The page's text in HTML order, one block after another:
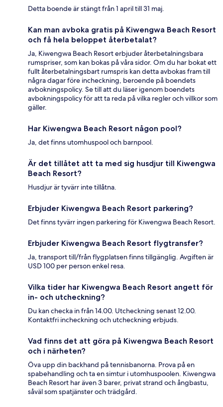
Detta boende är stängt från 1 april till 31 maj.
Kan man avboka gratis på Kiwengwa Beach Resort
och få hela beloppet återbetalat?
Ja, Kiwengwa Beach Resort erbjuder återbetalningsbara
rumspriser, som kan bokas på våra sidor. Om du har bokat ett
fullt återbetalningsbart rumspris kan detta avbokas fram till
några dagar före incheckning, beroende på boendets
avbokningspolicy. Se till att du läser igenom boendets
avbokningspolicy för att ta reda på vilka regler och villkor som
gäller.
Har Kiwengwa Beach Resort någon pool?
Ja, det finns utomhuspool och barnpool.
Är det tillåtet att ta med sig husdjur till Kiwengwa
Beach Resort?
Husdjur är tyvärr inte tillåtna.
Erbjuder Kiwengwa Beach Resort parkering?
Det finns tyvärr ingen parkering för Kiwengwa Beach Resort.
Erbjuder Kiwengwa Beach Resort flygtransfer?
Ja, transport till/från flygplatsen finns tillgänglig. Avgiften är
USD 100 per person enkel resa.
Vilka tider har Kiwengwa Beach Resort angett för
in- och utcheckning?
Du kan checka in från 14.00. Utcheckning senast 12.00.
Kontaktfri incheckning och utcheckning erbjuds.
Vad finns det att göra på Kiwengwa Beach Resort
och i närheten?
Öva upp din backhand på tennisbanorna. Prova på en
spabehandling och ta en simtur i utomhuspoolen. Kiwengwa
Beach Resort har även 3 barer, privat strand och ångbastu,
såväl som spatjänster och trädgård.